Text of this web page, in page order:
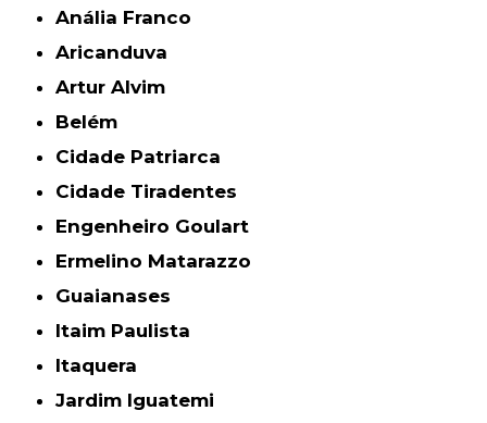
Anália Franco
Aricanduva
Artur Alvim
Belém
Cidade Patriarca
Cidade Tiradentes
Engenheiro Goulart
Ermelino Matarazzo
Guaianases
Itaim Paulista
Itaquera
Jardim Iguatemi